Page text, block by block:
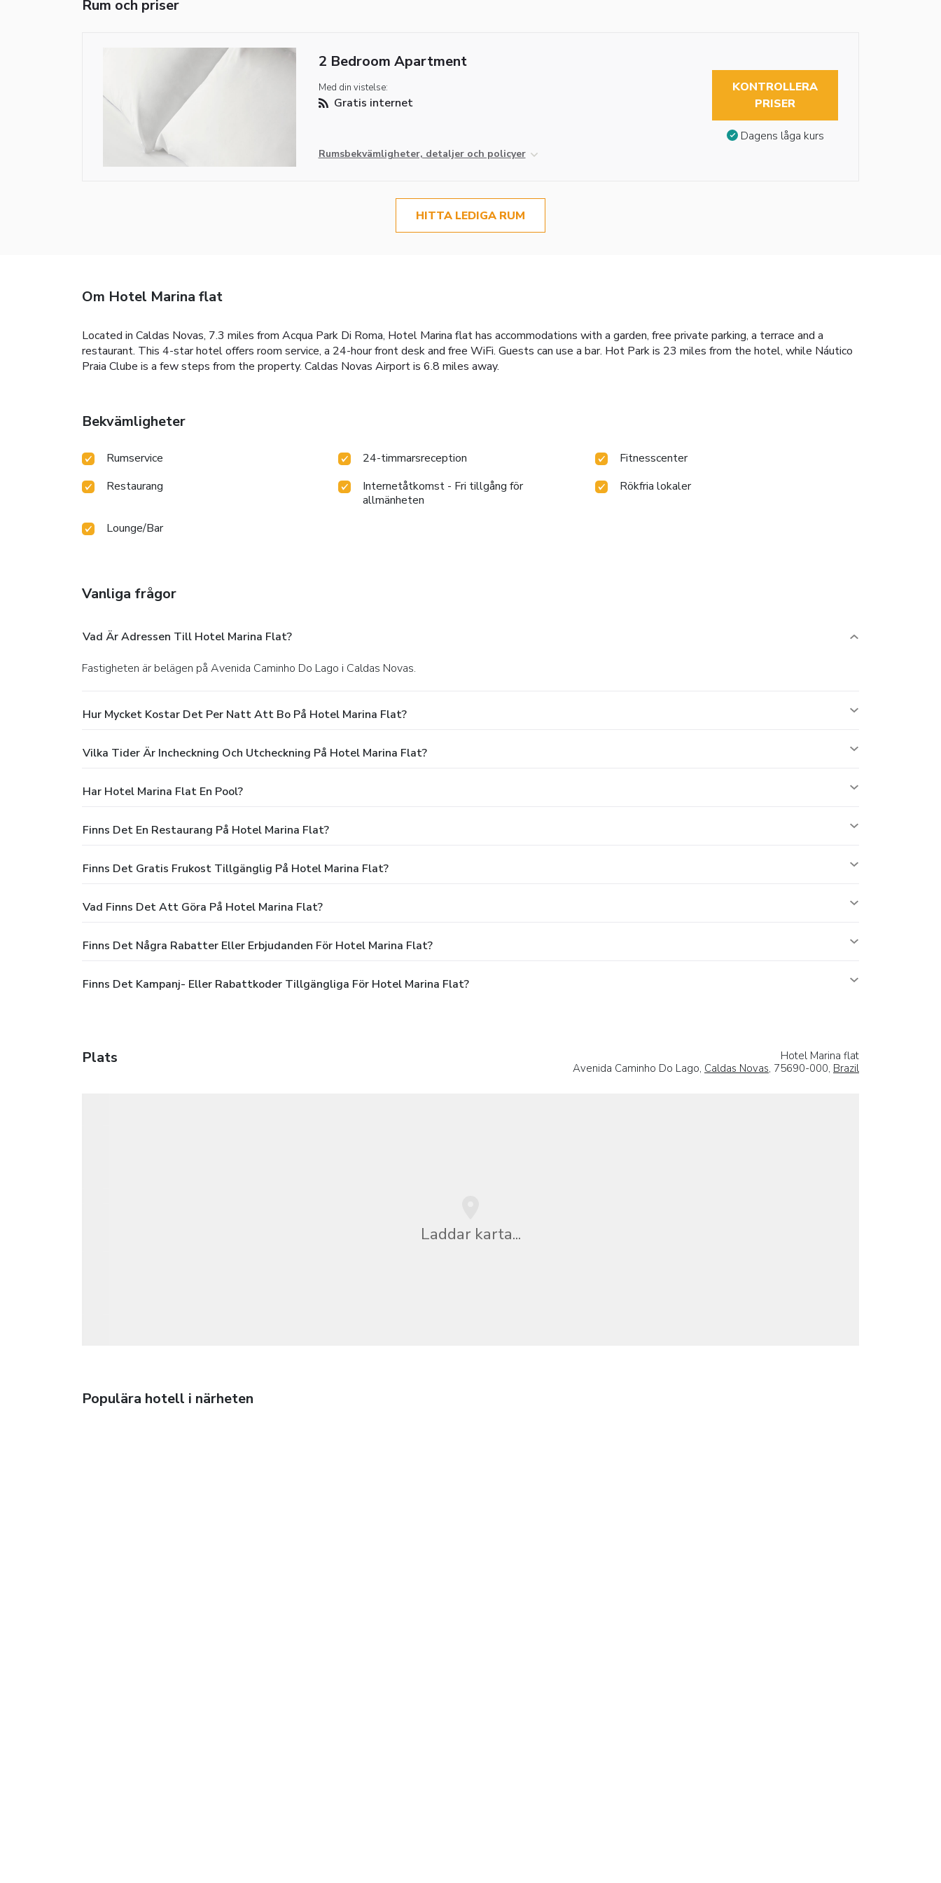
Rum och priser
2 Bedroom Apartment
Med din vistelse:
Gratis internet
Rumsbekvämligheter, detaljer och policyer
KONTROLLERA
PRISER
Dagens låga kurs
HITTA LEDIGA RUM
Om Hotel Marina flat
Located in Caldas Novas, 7.3 miles from Acqua Park Di Roma, Hotel Marina flat has accommodations with a garden, free private parking, a terrace and a
restaurant. This 4-star hotel offers room service, a 24-hour front desk and free WiFi. Guests can use a bar. Hot Park is 23 miles from the hotel, while Náutico
Praia Clube is a few steps from the property. Caldas Novas Airport is 6.8 miles away.
Bekvämligheter
Rumservice 24-timmarsreception
Fitnesscenter
Restaurang
Internetåtkomst - Fri tillgång för
allmänheten
Rökfria lokaler
Lounge/Bar
Vanliga frågor
Vad Är Adressen Till Hotel Marina Flat?
Fastigheten är belägen på Avenida Caminho Do Lago i Caldas Novas.
Hur Mycket Kostar Det Per Natt Att Bo På Hotel Marina Flat?
Vilka Tider Är Incheckning Och Utcheckning På Hotel Marina Flat?
Har Hotel Marina Flat En Pool?
Finns Det En Restaurang På Hotel Marina Flat?
Finns Det Gratis Frukost Tillgänglig På Hotel Marina Flat?
Vad Finns Det Att Göra På Hotel Marina Flat?
Finns Det Några Rabatter Eller Erbjudanden För Hotel Marina Flat?
Finns Det Kampanj- Eller Rabattkoder Tillgängliga För Hotel Marina Flat?
Plats
Hotel Marina flat
Avenida Caminho Do Lago, Caldas Novas, 75690-000, Brazil
Laddar karta...
Populära hotell i närheten